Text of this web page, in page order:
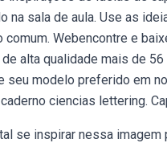
na sala de aula. Use as
comum. Webencontre e
alta qualidade mais de
seu modelo preferido em
ciencias lettering.
se inspirar nessa